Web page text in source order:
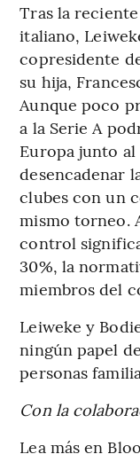
Tras la
italiano,
copresidente
su hija,
Aunque poco
a la Serie A
Europa junto
desencadenar
clubes con un
mismo torneo.
control
30%, la
miembros del
Leiweke y
ningún papel
personas
Con la
Lea más en